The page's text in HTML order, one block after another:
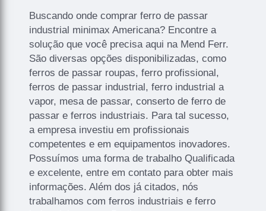
Buscando onde comprar ferro de passar
industrial minimax Americana? Encontre a
solução que você precisa aqui na Mend Ferr.
São diversas opções disponibilizadas, como
ferros de passar roupas, ferro profissional,
ferros de passar industrial, ferro industrial a
vapor, mesa de passar, conserto de ferro de
passar e ferros industriais. Para tal sucesso,
a empresa investiu em profissionais
competentes e em equipamentos inovadores.
Possuímos uma forma de trabalho Qualificada
e excelente, entre em contato para obter mais
informações. Além dos já citados, nós
trabalhamos com ferros industriais e ferro